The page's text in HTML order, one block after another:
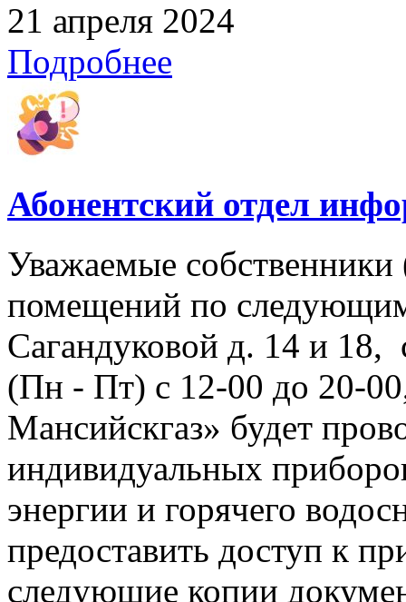
21 апреля 2024
Подробнее
Абонентский отдел
Уважаемые
помещений по
Сагандуковой д. 14 и 18,
(Пн - Пт) с 12-00 до 20-
Мансийскгаз» будет
индивидуальных
энергии и горячего
предоставить доступ к
следующие копии